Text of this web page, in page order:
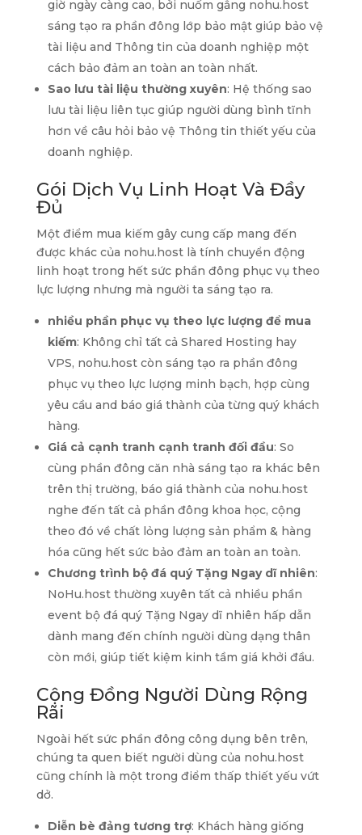
giờ ngày càng cao, bởi nuốm gắng nohu.host
sáng tạo ra phần đông lớp bảo mật giúp bảo vệ
tài liệu and Thông tin của doanh nghiệp một
cách bảo đảm an toàn an toàn nhất.
Sao lưu tài liệu thường xuyên: Hệ thống sao
lưu tài liệu liên tục giúp người dùng bình tĩnh
hơn về câu hỏi bảo vệ Thông tin thiết yếu của
doanh nghiệp.
Gói Dịch Vụ Linh Hoạt Và Đầy
Đủ
Một điểm mua kiếm gây cung cấp mang đến
được khác của nohu.host là tính chuyển động
linh hoạt trong hết sức phần đông phục vụ theo
lực lượng nhưng mà người ta sáng tạo ra.
nhiều phần phục vụ theo lực lượng để mua
kiếm: Không chỉ tất cả Shared Hosting hay
VPS, nohu.host còn sáng tạo ra phần đông
phục vụ theo lực lượng minh bạch, hợp cùng
yêu cầu and báo giá thành của từng quý khách
hàng.
Giá cả cạnh tranh cạnh tranh đối đầu: So
cùng phần đông căn nhà sáng tạo ra khác bên
trên thị trường, báo giá thành của nohu.host
nghe đến tất cả phần đông khoa học, cộng
theo đó về chất lỏng lượng sản phẩm & hàng
hóa cũng hết sức bảo đảm an toàn an toàn.
Chương trình bộ đá quý Tặng Ngay dĩ nhiên:
NoHu.host thường xuyên tất cả nhiều phần
event bộ đá quý Tặng Ngay dĩ nhiên hấp dẫn
dành mang đến chính người dùng dạng thân
còn mới, giúp tiết kiệm kinh tầm giá khởi đầu.
Cộng Đồng Người Dùng Rộng
Rãi
Ngoài hết sức phần đông công dụng bên trên,
chúng ta quen biết người dùng của nohu.host
cũng chính là một trong điểm thấp thiết yếu vứt
dở.
Diễn bè đảng tương trợ: Khách hàng giống